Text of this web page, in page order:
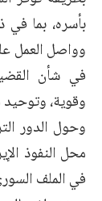
بأسره، بما في
‏وواصل العمل
في شأن
وقوية،
وحول الدور
محل النفوذ
في الملف